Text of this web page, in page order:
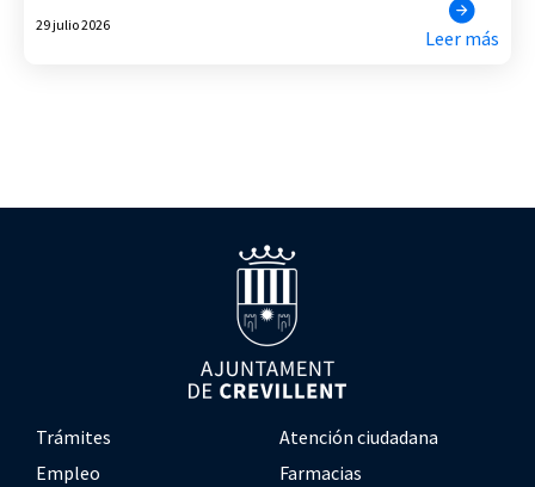
29 julio 2026
Leer más
Trámites
Atención ciudadana
Empleo
Farmacias